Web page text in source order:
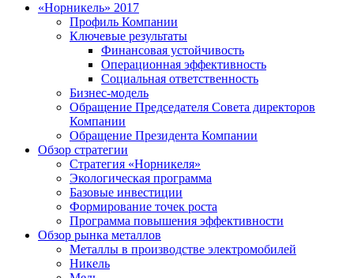
«Норникель» 2017
Профиль Компании
Ключевые результаты
Финансовая устойчивость
Операционная эффективность
Социальная ответственность
Бизнес-модель
Обращение Председателя Совета директоров
Компании
Обращение Президента Компании
Обзор стратегии
Стратегия «Норникеля»
Экологическая программа
Базовые инвестиции
Формирование точек роста
Программа повышения эффективности
Обзор рынка металлов
Металлы в производстве электромобилей
Никель